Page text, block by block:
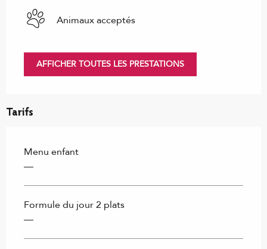
Animaux acceptés
AFFICHER TOUTES LES PRESTATIONS
Tarifs
Menu enfant
—
Formule du jour 2 plats
—